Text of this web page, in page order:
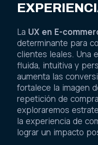
La UX en E-
determinante para
clientes leales. Una
fluida, intuitiva y
aumenta las
fortalece la imagen
repetición de
exploraremos
la experiencia de
lograr un impacto